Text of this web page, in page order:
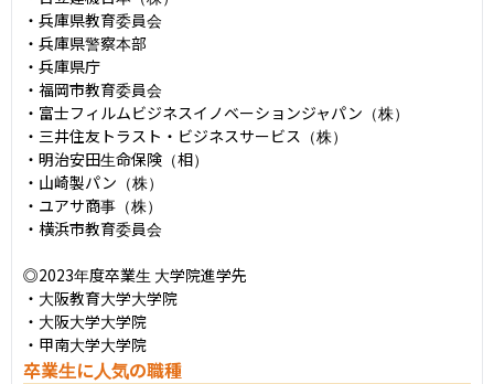
・兵庫県教育委員会
・兵庫県警察本部
・兵庫県庁
・福岡市教育委員会
・富士フィルムビジネスイノベーションジャパン（株）
・三井住友トラスト・ビジネスサービス（株）
・明治安田生命保険（相）
・山崎製パン（株）
・ユアサ商事（株）
・横浜市教育委員会
◎2023年度卒業生 大学院進学先
・大阪教育大学大学院
・大阪大学大学院
・甲南大学大学院
卒業生に人気の職種